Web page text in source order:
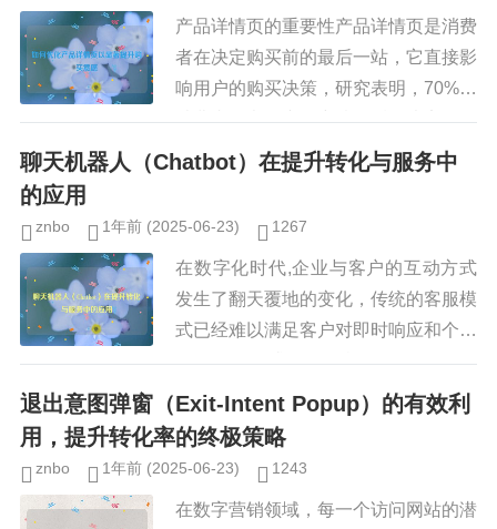
产品详情页的重要性产品详情页是消费
者在决定购买前的最后一站，它直接影
响用户的购买决策，研究表明，70%的
消费者在浏览产品详情页后会决定是否
下单，如果详情页信息不清晰、图片质
聊天机器人（Chatbot）在提升转化与服务中
的应用
znbo 1年前 (2025-06-23) 1267
在数字化时代,企业与客户的互动方式
发生了翻天覆地的变化，传统的客服模
式已经难以满足客户对即时响应和个性
化体验的需求，聊天机器人（Chatbo
t）作为一种基于人工智能（AI）和自
然语言处理（NLP）技术...
退出意图弹窗（Exit-Intent Popup）的有效利
用，提升转化率的终极策略
znbo 1年前 (2025-06-23) 1243
在数字营销领域，每一个访问网站的潜